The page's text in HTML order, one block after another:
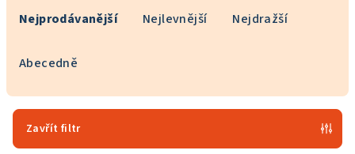
Nejprodávanější Nejlevnější Nejdražší
Abecedně
Zavřít filtr